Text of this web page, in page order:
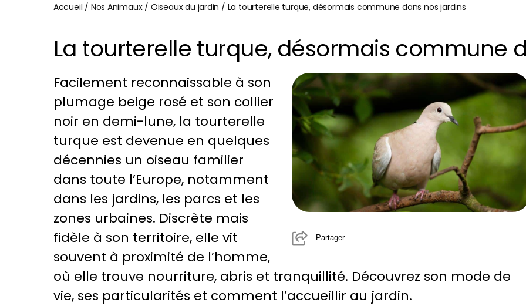
Accueil / Nos Animaux/ Oiseaux du jardin / La tourterelle turque, désormais commune dans nos jardins
La tourterelle turque, désormais commune
Partager
Facilement reconnaissable à son
plumage beige rosé et son collier
noir en demi-lune, la tourterelle
turque est devenue en quelques
décennies un oiseau familier
dans toute l’Europe, notamment
dans les jardins, les parcs et les
zones urbaines. Discrète mais
fidèle à son territoire, elle vit
souvent à proximité de l’homme,
où elle trouve nourriture, abris et tranquillité. Découvrez son mode de
vie, ses particularités et comment l’accueillir au jardin.